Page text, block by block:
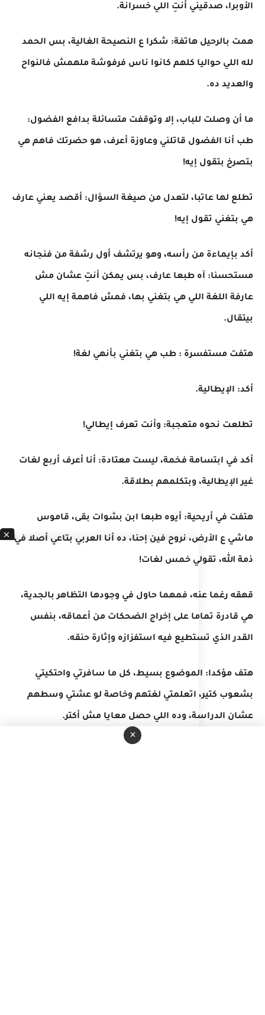
الأوبرا، صدقيني أنتِ اللي خسرانة.
همت بالرحيل هاتفة: شكرا ع النصيحة الغالية، بس الحمد
لله اللي حواليا كلهم كانوا ناس فرفوشة ملهمش فالنواح
والعديد ده.
ما أن وصلت للباب، إلا وتوقفت متسائلة بدافع الفضول:
طب أنا الفضول قاتلني وعاوزة أعرف، هو حضرتك فاهم هي
بتصرخ بتقول إيه!
تطلع لها عاتبا، لتعدل من صيغة السؤال: أقصد يعني عارف
هي بتغني تقول إيه!
أكد بإيماءة من رأسه، وهو يرتشف أول رشفة من فنجانه
مستحسنا: آه طبعا عارف، بس يمكن أنتِ عشان مش
عارفة اللغة اللي هي بتغني بها، فمش فاهمة إيه اللي
بيتقال.
هتفت مستفسرة : طب هي بتغني بأنهي لغة!
أكد: الإيطالية.
تطلعت نحوه متعجبة: وأنت تعرف إيطالي!
أكد في ابتسامة فخمة، ليست معتادة: أنا أعرف أربع لغات
غير الإيطالية، وبتكلمهم بطلاقة.
هتفت في أريحية: أيوه طبعا ابن بشوات بقى، قاموس
ماشي ع الأرض، نروح فين إحنا، ده أنا العربي بتاعي أصلا في
ذمة الله، تقولي خمس لغات!
قهقه رغما عنه، فمهما حاول في وجودها التظاهر بالجدية،
هي قادرة تماما على إخراج الضحكات من أعماقه، بنفس
القدر الذي تستطيع فيه استفزازه وإثارة حنقه.
هتف مؤكدا: الموضوع بسيط، كل ما سافرتي واحتكيتي
بشعوب كتير، اتعلمتي لغتهم وخاصة لو عشتي وسطهم
عشان الدراسة، وده اللي حصل معايا مش أكتر.
×